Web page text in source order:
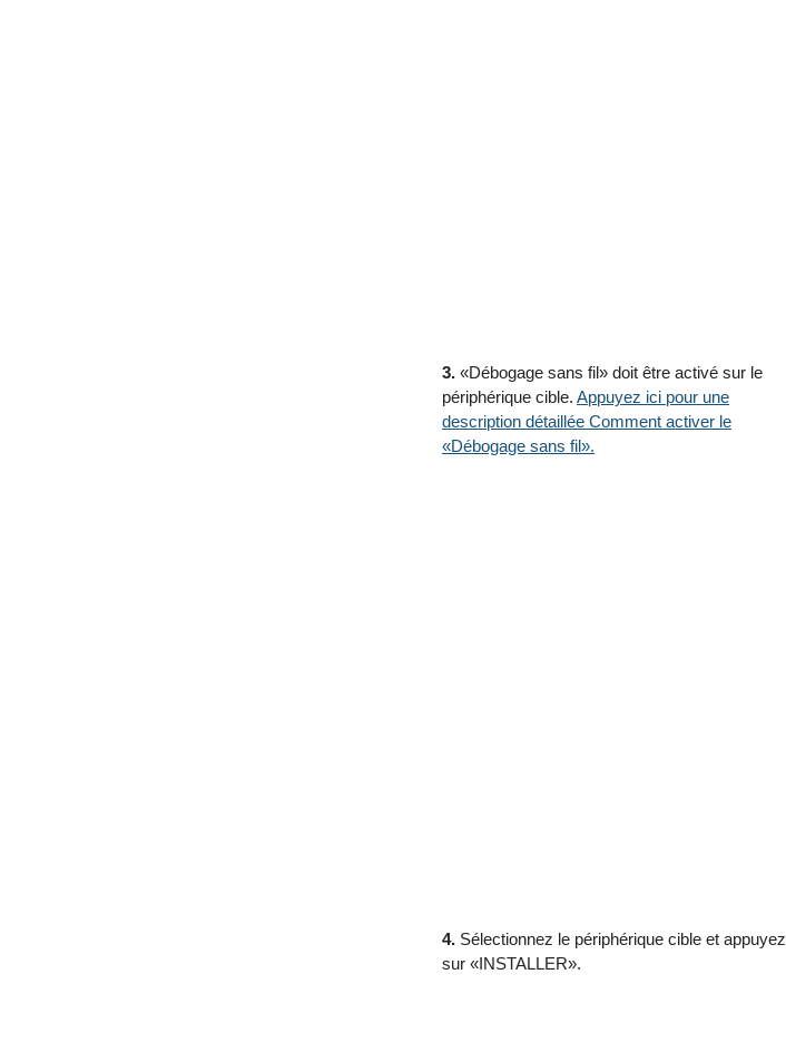
3. «Débogage sans fil» doit être activé sur le
périphérique cible. Appuyez ici pour une
description détaillée Comment activer le
«Débogage sans fil».
4. Sélectionnez le périphérique cible et appuyez
sur «INSTALLER».